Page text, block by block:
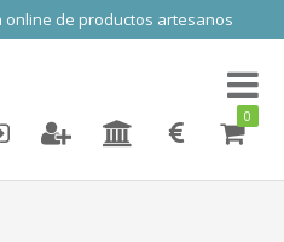
de productos artesanos
Toggle
0